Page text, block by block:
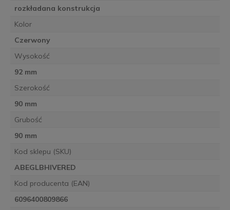
rozkładana konstrukcja
Kolor
Czerwony
Wysokość
92 mm
Szerokość
90 mm
Grubość
90 mm
Kod sklepu (SKU)
ABEGLBHIVERED
Kod producenta (EAN)
6096400809866